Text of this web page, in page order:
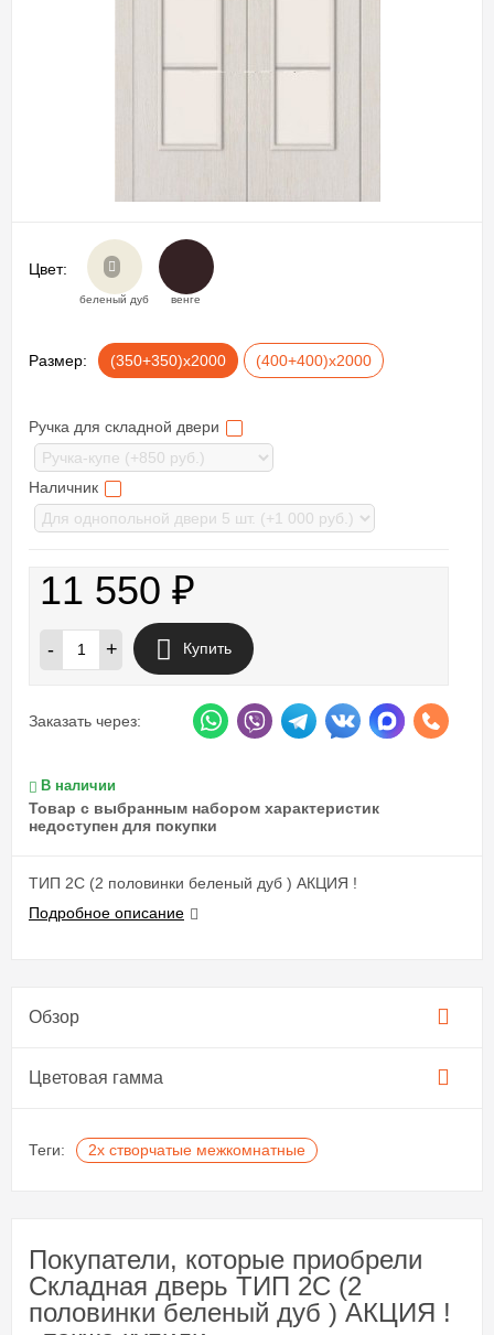
Цвет:
беленый дуб венге
Размер: (350+350)х2000 (400+400)х2000
Ручка для складной двери
Наличник
11 550 ₽
- + Купить
Заказать через:
В наличии
Товар с выбранным набором характеристик
недоступен для покупки
ТИП 2С (2 половинки беленый дуб ) АКЦИЯ !
Подробное описание
Обзор
Цветовая гамма
Теги: 2х створчатые межкомнатные
Покупатели, которые приобрели
Складная дверь ТИП 2С (2
половинки беленый дуб ) АКЦИЯ !